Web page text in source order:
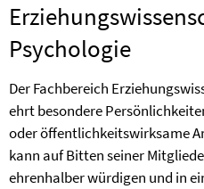
Psychologie
Der Fachbereich
ehrt besondere
oder öffentlichkeitswirksame
kann auf Bitten seiner
ehrenhalber würdigen und in